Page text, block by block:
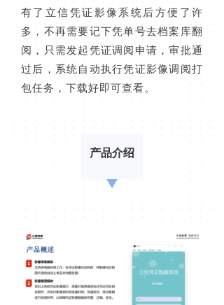
有了立信凭证影像系统后方便了许
多，不再需要记下凭单号去档案库翻
阅，只需发起凭证调阅申请，审批通
过后，系统自动执行凭证影像调阅打
包任务，下载好即可查看。
产品介绍